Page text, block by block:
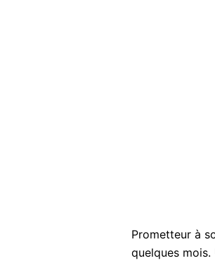
Prometteur à
quelques